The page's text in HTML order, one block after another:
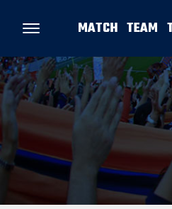
MATCH TEAM